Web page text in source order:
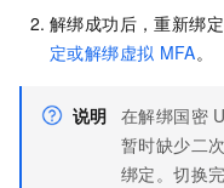
解绑成功后，重新绑
定或解绑虚拟 MFA。
说明 在解绑国密 U
暂时缺少二
绑定。切换